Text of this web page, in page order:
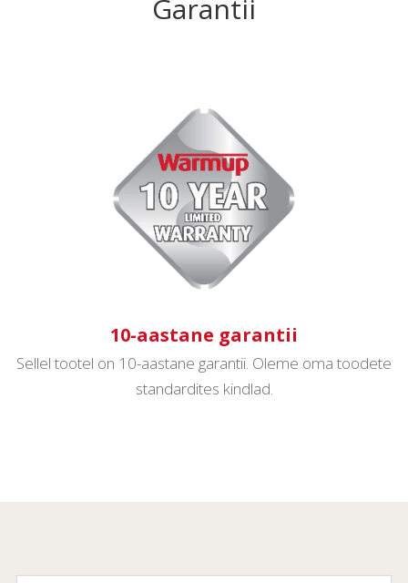
Garantii
10-aastane garantii
Sellel tootel on 10-aastane garantii. Oleme oma toodete
standardites kindlad.